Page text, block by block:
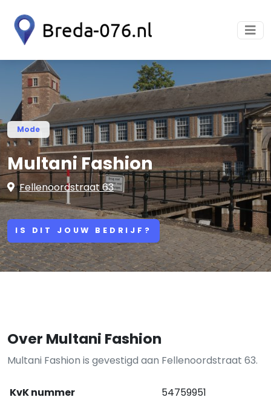
Mode
Multani Fashion
Fellenoordstraat 63
IS DIT JOUW BEDRIJF?
Over Multani Fashion
Multani Fashion is gevestigd aan Fellenoordstraat 63.
KvK nummer
54759951